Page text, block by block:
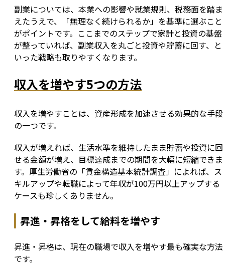
副業については、本業への影響や就業規則、税務面を踏ま
えたうえで、「無理なく続けられるか」を基準に選ぶこと
がポイントです。ここまでのステップで家計と投資の基盤
が整っていれば、副業収入を丸ごと投資や貯蓄に回す、と
いった戦略も取りやすくなります。
収入を増やす5つの方法
収入を増やすことは、資産形成を加速させる効果的な手段
の一つです。
収入が増えれば、生活水準を維持したまま貯蓄や投資に回
せる金額が増え、目標達成までの期間を大幅に短縮できま
す。厚生労働省の「賃金構造基本統計調査」によれば、ス
キルアップや転職によって年収が100万円以上アップする
ケースも珍しくありません。
昇進・昇格をして給料を増やす
昇進・昇格は、現在の職場で収入を増やす最も確実な方法
です。